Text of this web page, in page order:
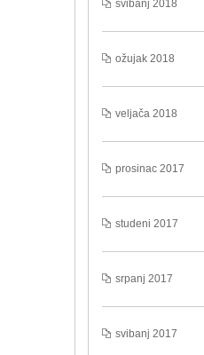
svibanj 2018
ožujak 2018
veljača 2018
prosinac 2017
studeni 2017
srpanj 2017
svibanj 2017